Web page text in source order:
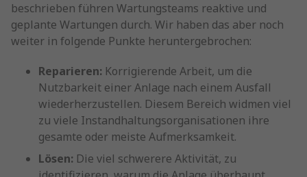
beschrieben führen Wartungsteams reaktive und
geplante Wartungen durch. Wir haben das aber noch
weiter in folgende Punkte heruntergebrochen:
Reparieren: Korrigierende Arbeit, um die
Nutzbarkeit einer Anlage nach einem Ausfall
wiederherzustellen. Diesem Bereich widmen viel
zu viele Instandhaltungsorganisationen ihre
gesamte oder meiste Aufmerksamkeit.
Lösen: Die viel schwerere Aktivität, zu